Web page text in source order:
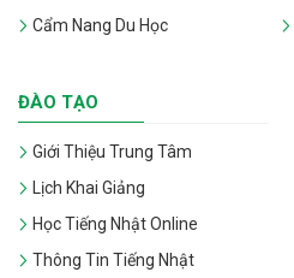
Cẩm Nang Du Học
ĐÀO TẠO
Giới Thiệu Trung Tâm
Lịch Khai Giảng
Học Tiếng Nhật Online
Thông Tin Tiếng Nhật